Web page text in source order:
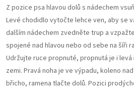
Z pozice psa hlavou dolů s nádechem
Levé chodidlo vytočte lehce ven, aby se
dalším nádechem zvedněte trup a
spojené nad hlavou nebo od sebe na šíři
Udržujte ruce propnuté, propnutá je i
zemi. Pravá noha je ve výpadu, koleno
břicho, ramena tlačte dolů. Pozici